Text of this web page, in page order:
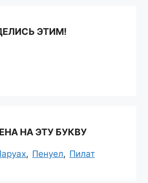
ЭТИМ!
НА ЭТУ БУКВУ
Пенуел Пилат